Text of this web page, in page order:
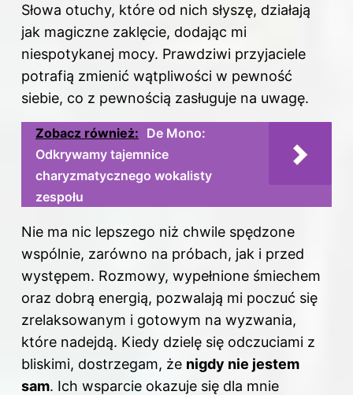
Słowa otuchy, które od nich słyszę, działają
jak magiczne zaklęcie, dodając mi
niespotykanej mocy. Prawdziwi przyjaciele
potrafią zmienić wątpliwości w pewność
siebie, co z pewnością zasługuje na uwagę.
Zobacz również: De Mono:
Odkrywamy tajemnice
charyzmatycznego wokalisty
zespołu
Nie ma nic lepszego niż chwile spędzone
wspólnie, zarówno na próbach, jak i przed
występem. Rozmowy, wypełnione śmiechem
oraz dobrą energią, pozwalają mi poczuć się
zrelaksowanym i gotowym na wyzwania,
które nadejdą. Kiedy dzielę się odczuciami z
bliskimi, dostrzegam, że nigdy nie jestem
sam. Ich wsparcie okazuje się dla mnie